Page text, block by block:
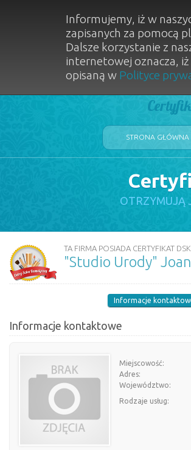
STRONA GŁÓWNA
OTRZYMUJĄ
TA FIRMA POSIADA CERTYFIKAT
"Studio Urody"
Informacje
Informacje kontaktowe
Miejscowość:
Adres:
Województwo:
Rodzaje usług:
Informujemy, iż w
zapisanych za pomocą
Dalsze korzystanie z
internetowej oznacza,
opisaną w Polityce